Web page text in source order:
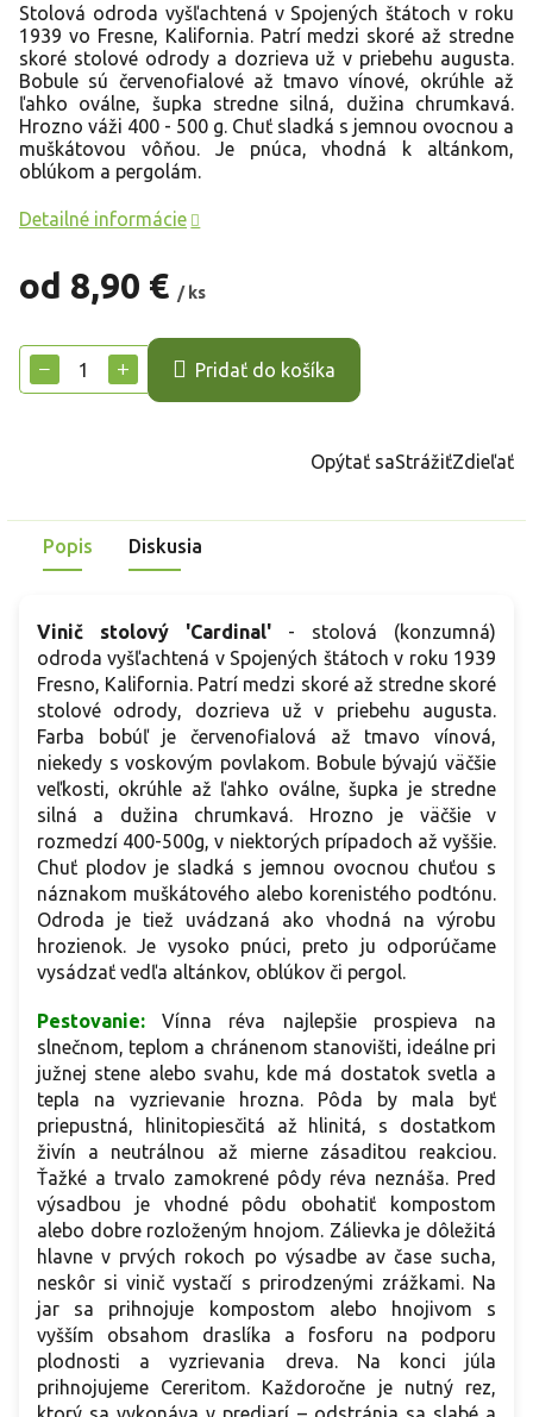
od 8,90 € / ks
cena:
+
− Pridať do košíka
Stolová odroda vyšľachtená v Spojených štátoch v roku
1939 vo Fresne, Kalifornia. Patrí medzi skoré až stredne
skoré stolové odrody a dozrieva už v priebehu augusta.
Bobule sú červenofialové až tmavo vínové, okrúhle až
ľahko oválne, šupka stredne silná, dužina chrumkavá.
Hrozno váži 400 - 500 g. Chuť sladká s jemnou ovocnou a
muškátovou vôňou. Je pnúca, vhodná k altánkom,
oblúkom a pergolám.
Detailné informácie
Opýtať saStrážiťZdieľať
Popis Diskusia
Vinič stolový 'Cardinal' - stolová (konzumná)
odroda vyšľachtená v Spojených štátoch v roku 1939
Fresno, Kalifornia. Patrí medzi skoré až stredne skoré
stolové odrody, dozrieva už v priebehu augusta.
Farba bobúľ je červenofialová až tmavo vínová,
niekedy s voskovým povlakom. Bobule bývajú väčšie
veľkosti, okrúhle až ľahko oválne, šupka je stredne
silná a dužina chrumkavá. Hrozno je väčšie v
rozmedzí 400-500g, v niektorých prípadoch až vyššie.
Chuť plodov je sladká s jemnou ovocnou chuťou s
náznakom muškátového alebo korenistého podtónu.
Odroda je tiež uvádzaná ako vhodná na výrobu
hrozienok. Je vysoko pnúci, preto ju odporúčame
vysádzať vedľa altánkov, oblúkov či pergol.
Pestovanie: Vínna réva najlepšie prospieva na
slnečnom, teplom a chránenom stanovišti, ideálne pri
južnej stene alebo svahu, kde má dostatok svetla a
tepla na vyzrievanie hrozna. Pôda by mala byť
priepustná, hlinitopiesčitá až hlinitá, s dostatkom
živín a neutrálnou až mierne zásaditou reakciou.
Ťažké a trvalo zamokrené pôdy réva neznáša. Pred
výsadbou je vhodné pôdu obohatiť kompostom
alebo dobre rozloženým hnojom. Zálievka je dôležitá
hlavne v prvých rokoch po výsadbe av čase sucha,
neskôr si vinič vystačí s prirodzenými zrážkami. Na
jar sa prihnojuje kompostom alebo hnojivom s
vyšším obsahom draslíka a fosforu na podporu
plodnosti a vyzrievania dreva. Na konci júla
prihnojujeme Cereritom. Každoročne je nutný rez,